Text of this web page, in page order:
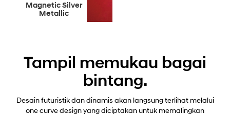
Magnetic Silver
Metallic
Tampil memukau bagai
bintang.
Desain futuristik dan dinamis akan langsung terlihat melalui
one curve design yang diciptakan untuk memalingkan